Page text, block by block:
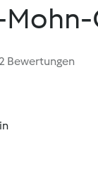
Bewertungen